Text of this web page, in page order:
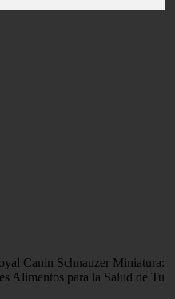
Canin Schnauzer Miniatura:
Alimentos para la Salud de Tu